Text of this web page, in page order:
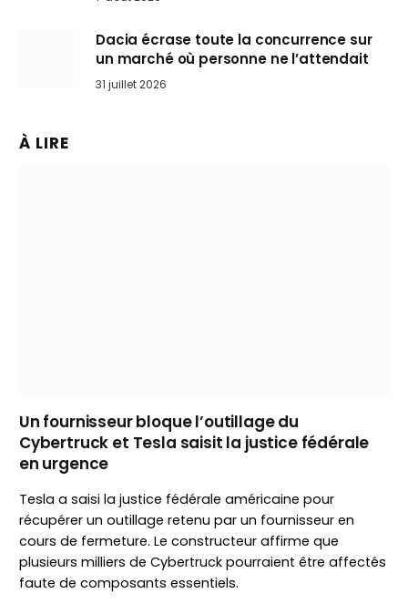
Dacia écrase toute la concurrence sur
un marché où personne ne l’attendait
31 juillet 2026
À LIRE
Un fournisseur bloque l’outillage du
Cybertruck et Tesla saisit la justice fédérale
en urgence
Tesla a saisi la justice fédérale américaine pour
récupérer un outillage retenu par un fournisseur en
cours de fermeture. Le constructeur affirme que
plusieurs milliers de Cybertruck pourraient être affectés
faute de composants essentiels.